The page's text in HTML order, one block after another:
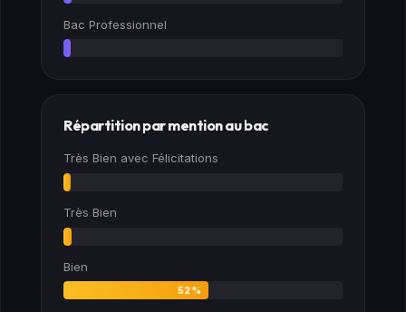
Bac Professionnel
Répartition par mention au bac
Très Bien avec Félicitations
Très Bien
Bien
52 %